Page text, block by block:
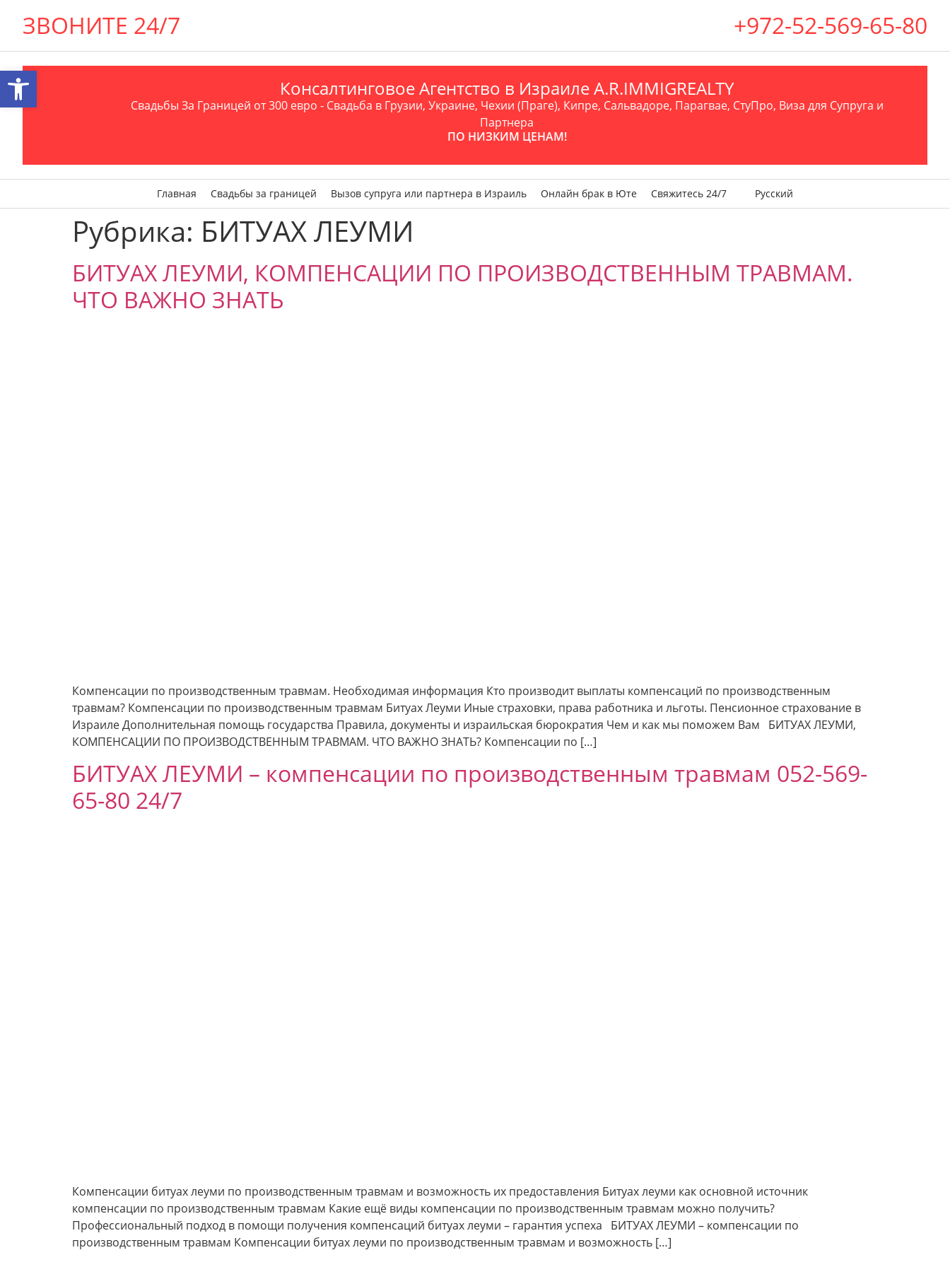
ЗВОНИТЕ 24/7 +972-52-569-65-80
Консалтинговое Агентство в Израиле A.R.IMMIGREALTY
Свадьбы За Границей от 300 евро - Свадьба в Грузии, Украине, Чехии (Праге), Кипре, Сальвадоре, Парагвае, СтуПро, Виза для Супруга и
Партнера
ПО НИЗКИМ ЦЕНАМ!
Главная Свадьбы за границей Вызов супруга или партнера в Израиль Онлайн брак в Юте Свяжитесь 24/7 Русский
Рубрика: БИТУАХ ЛЕУМИ
БИТУАХ ЛЕУМИ, КОМПЕНСАЦИИ ПО ПРОИЗВОДСТВЕННЫМ ТРАВМАМ.
ЧТО ВАЖНО ЗНАТЬ
Компенсации по производственным травмам. Необходимая информация Кто производит выплаты компенсаций по производственным
травмам? Компенсации по производственным травмам Битуах Леуми Иные страховки, права работника и льготы. Пенсионное страхование в
Израиле Дополнительная помощь государства Правила, документы и израильская бюрократия Чем и как мы поможем Вам БИТУАХ ЛЕУМИ,
КОМПЕНСАЦИИ ПО ПРОИЗВОДСТВЕННЫМ ТРАВМАМ. ЧТО ВАЖНО ЗНАТЬ? Компенсации по […]
БИТУАХ ЛЕУМИ – компенсации по производственным травмам 052-569-
65-80 24/7
Компенсации битуах леуми по производственным травмам и возможность их предоставления Битуах леуми как основной источник
компенсации по производственным травмам Какие ещё виды компенсации по производственным травмам можно получить?
Профессиональный подход в помощи получения компенсаций битуах леуми – гарантия успеха БИТУАХ ЛЕУМИ – компенсации по
производственным травмам Компенсации битуах леуми по производственным травмам и возможность […]
Открыть панель инструментов